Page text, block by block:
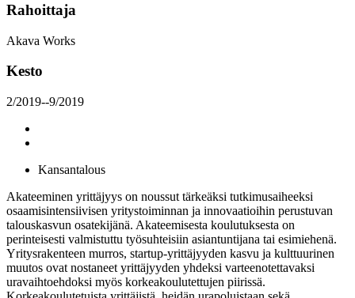
Rahoittaja
Akava Works
Kesto
2/2019--9/2019
Kansantalous
Akateeminen yrittäjyys on noussut tärkeäksi tutkimusaiheeksi
osaamisintensiivisen yritystoiminnan ja innovaatioihin perustuvan
talouskasvun osatekijänä. Akateemisesta koulutuksesta on
perinteisesti valmistuttu työsuhteisiin asiantuntijana tai esimiehenä.
Yritysrakenteen murros, startup-yrittäjyyden kasvu ja kulttuurinen
muutos ovat nostaneet yrittäjyyden yhdeksi varteenotettavaksi
uravaihtoehdoksi myös korkeakoulutettujen piirissä.